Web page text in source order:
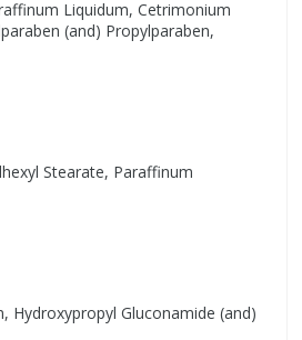
Liquidum, Cetrimonium
(and) Propylparaben,
Stearate, Paraffinum
Hydroxypropyl Gluconamide (and)